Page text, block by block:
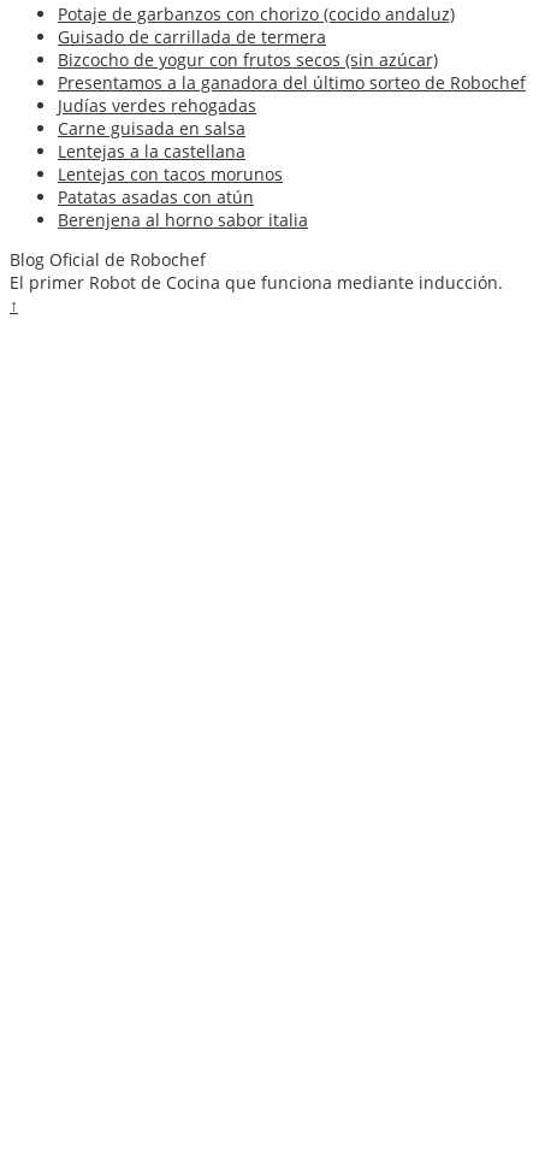
Potaje de garbanzos con chorizo (cocido andaluz)
Guisado de carrillada de termera
Bizcocho de yogur con frutos secos (sin azúcar)
Presentamos a la ganadora del último sorteo de Robochef
Judías verdes rehogadas
Carne guisada en salsa
Lentejas a la castellana
Lentejas con tacos morunos
Patatas asadas con atún
Berenjena al horno sabor italia
Blog Oficial de Robochef
El primer Robot de Cocina que funciona mediante inducción.
↑